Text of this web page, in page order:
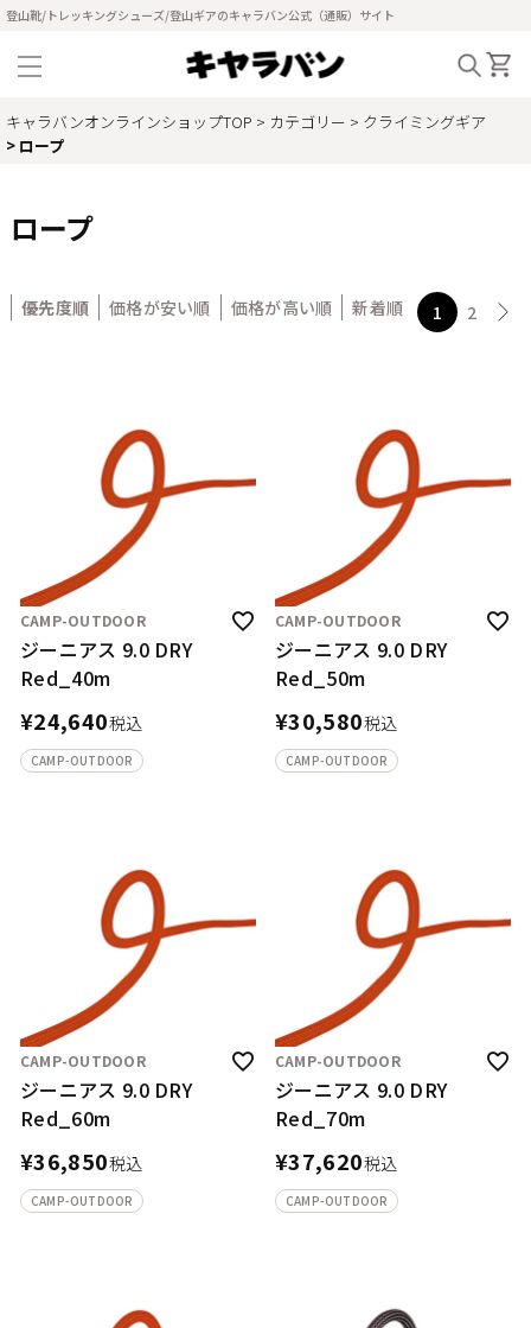
登山靴/トレッキングシューズ/登山ギアのキャラバン公式（通販）サイト
キャラバンオンラインショップTOP カテゴリー
クライミングギア
ロープ
ロープ
優先度順 価格が安い順 価格が高い順 新着順 1 2
CAMP-OUTDOOR
ジーニアス 9.0 DRY
Red_40m
¥24,640税込
CAMP-OUTDOOR
CAMP-OUTDOOR
ジーニアス 9.0 DRY
Red_50m
¥30,580税込
CAMP-OUTDOOR
CAMP-OUTDOOR
ジーニアス 9.0 DRY
Red_60m
¥36,850税込
CAMP-OUTDOOR
CAMP-OUTDOOR
ジーニアス 9.0 DRY
Red_70m
¥37,620税込
CAMP-OUTDOOR